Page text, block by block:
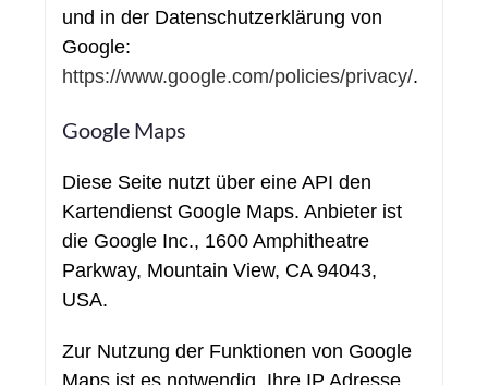
und in der Datenschutzerklärung von
Google:
https://www.google.com/policies/privacy/.
Google Maps
Diese Seite nutzt über eine API den
Kartendienst Google Maps. Anbieter ist
die Google Inc., 1600 Amphitheatre
Parkway, Mountain View, CA 94043,
USA.
Zur Nutzung der Funktionen von Google
Maps ist es notwendig, Ihre IP Adresse